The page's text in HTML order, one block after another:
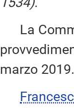
La
marzo 2019.